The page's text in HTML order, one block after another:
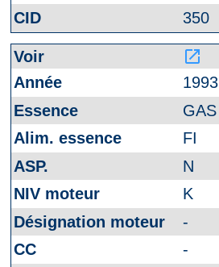
350
launch
1993
GAS
FI
N
K
-
-